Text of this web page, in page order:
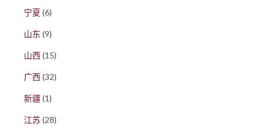
宁夏 (6)
山东 (9)
山西(15)
广西(32)
新疆(1)
江苏(28)